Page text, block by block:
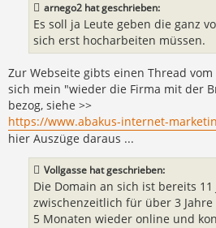
arnego2 hat geschrieben:
Es soll ja Leute geben die ganz
sich erst hocharbeiten müssen.
Zur Webseite gibts einen Thread
sich mein "wieder die Firma mit der
bezog, siehe >>
https://www.abakus-internet-
hier Auszüge daraus ...
Vollgasse hat geschrieben:
Die Domain an sich ist bereits
zwischenzeitlich für über 3
5 Monaten wieder online und